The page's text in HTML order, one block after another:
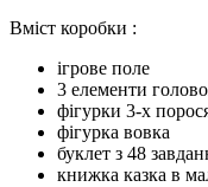
Вміст коробки :
ігрове поле
3 елементи
фігурки 3-х
фігурка вовка
буклет з 48
книжка казка в